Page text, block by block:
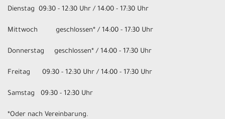
Dienstag 09:30 - 12:30 Uhr / 14:00 - 17:30 Uhr
Mittwoch geschlossen* / 14:00 - 17:30 Uhr
Donnerstag geschlossen* / 14:00 - 17:30 Uhr
Freitag 09:30 - 12:30 Uhr / 14:00 - 17:30 Uhr
Samstag 09:30 - 12:30 Uhr
*Oder nach Vereinbarung.